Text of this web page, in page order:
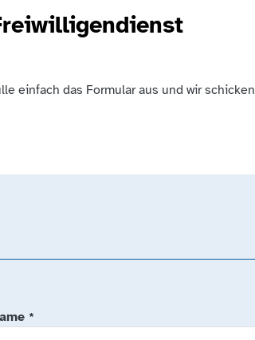
einfach das Formular aus und wir schicken
*